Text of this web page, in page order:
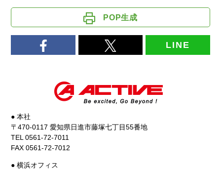
POP生成
LINE
● 本社
〒470-0117 愛知県日進市藤塚七丁目55番地
TEL 0561-72-7011
FAX 0561-72-7012
● 横浜オフィス